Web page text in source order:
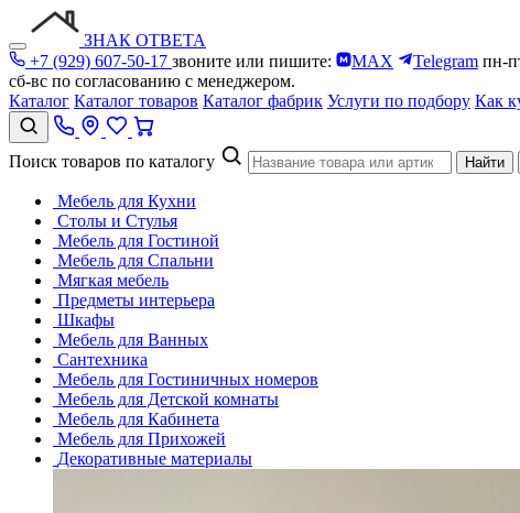
ЗНАК ОТВЕТА
+7 (929) 607-50-17 звоните или пишите: MAX Telegram пн-
сб-вс по согласованию с менеджером.
Каталог Каталог товаров Каталог фабрик Услуги по подбору Как
Поиск товаров по каталогу Найти
Мебель для Кухни
Столы и Стулья
Мебель для Гостиной
Мебель для Спальни
Мягкая мебель
Предметы интерьера
Шкафы
Мебель для Ванных
Сантехника
Мебель для Гостиничных номеров
Мебель для Детской комнаты
Мебель для Кабинета
Мебель для Прихожей
Декоративные материалы